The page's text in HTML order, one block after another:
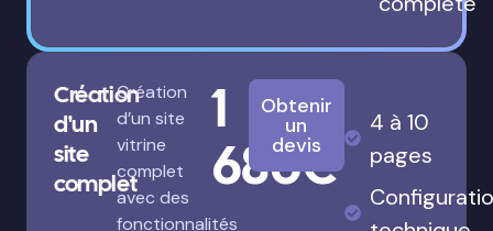
Création
d'un
site
complet
Création
d’un site
vitrine
complet
avec des
fonctionnalités
1
680€
Obtenir
un
devis
4 à 10
pages